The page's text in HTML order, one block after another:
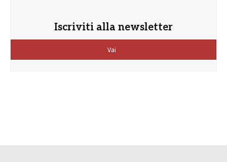
Iscriviti alla newsletter
Vai